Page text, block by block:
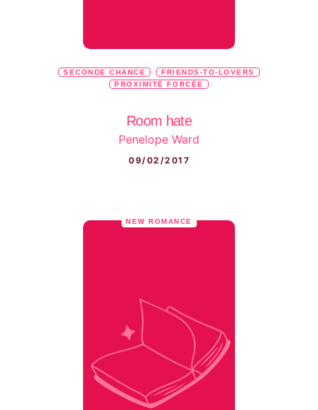
SECONDE CHANCE
FRIENDS-TO-LOVERS
PROXIMITÉ FORCÉE
Room hate
Penelope Ward
09/02/2017
NEW ROMANCE